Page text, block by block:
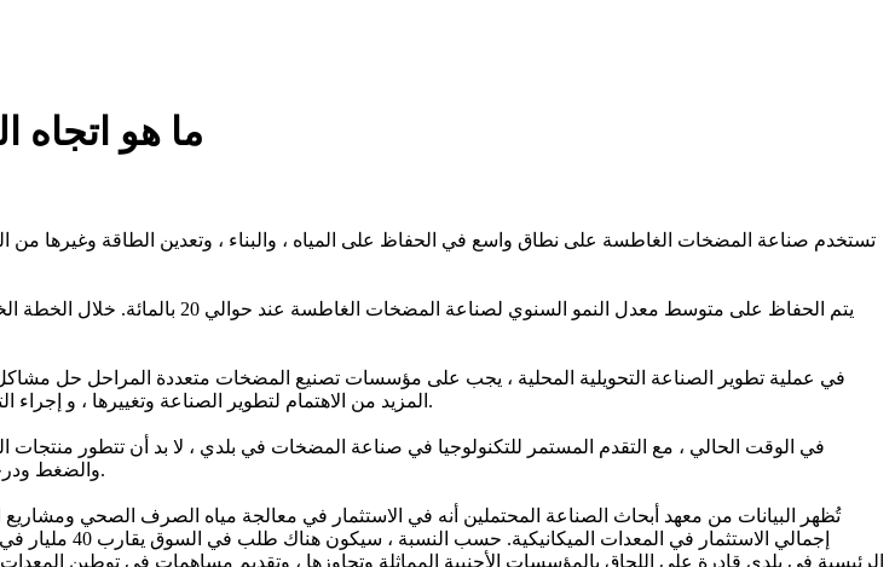
ما هو
تستخدم صناعة المضخات الغاطسة على نطاق واسع في الحفاظ على المياه ، والبناء ، وتعدين الطاقة وغيرها من
في عملية تطوير الصناعة التحويلية المحلية ، يجب على مؤسسات تصنيع المضخات متعددة المراحل حل مشاكل
المزيد من الاهتمام لتطوير الصناعة وتغييرها ، و إجراء التعديلات المناسبة وفقًا لظروف العمل الخاصة بهم ، وذلك لجعل المستقبل أفضل وتطورًا أسرع.
في الوقت الحالي ، مع التقدم المستمر للتكنولوجيا في صناعة المضخات في بلدي ، لا بد أن تتطور منتجات
والضغط ودرجة الحرارة والاهتزاز ؛ تقييم حالة الختم ؛ تكون قادرة على تشخيص سبب الفشل ، وما إلى ذلك.
إجمالي
الرئيسية في بلدي قادرة على اللحاق بالمؤسسات الأجنبية المماثلة وتجاوزها ، وتقديم مساهمات في توطين